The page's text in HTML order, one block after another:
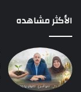
الأكثر مشاهده